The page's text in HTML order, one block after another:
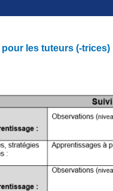
pour les tuteurs (-trices)